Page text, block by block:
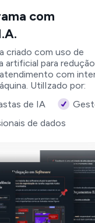
com
criado com uso de
artificial para
com
UtilIzado por:
de IA
de dados